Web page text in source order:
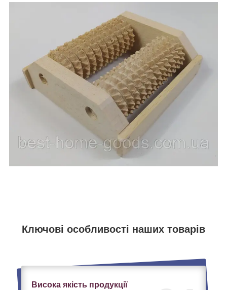
Ключові особливості наших товарів
Висока якість продукції